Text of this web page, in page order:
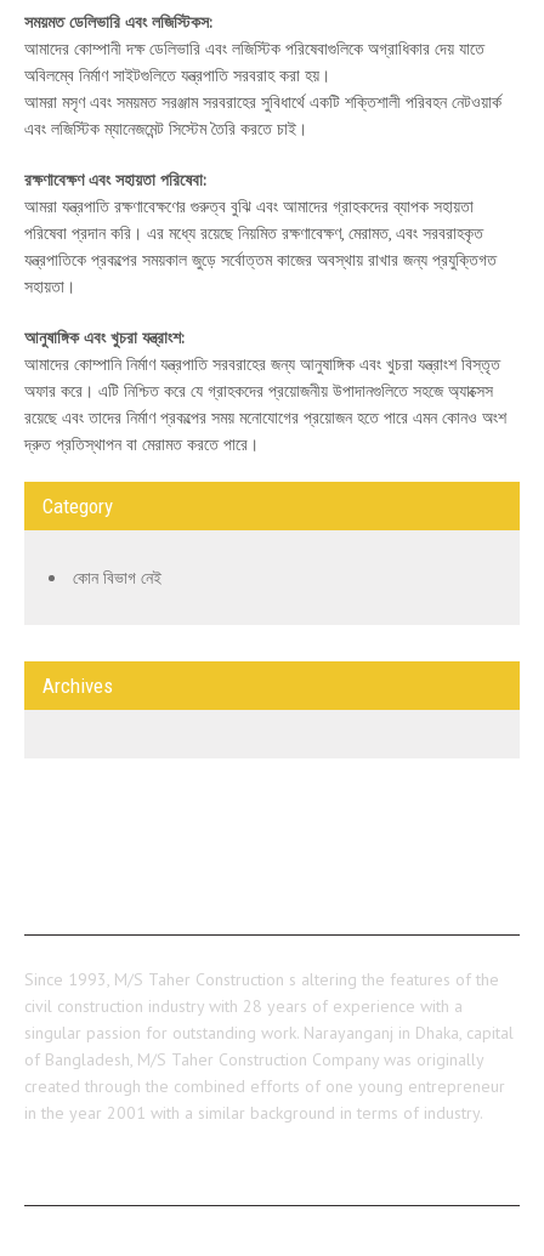
সময়মত ডেলিভারি এবং লজিস্টিকস:
আমাদের কোম্পানী দক্ষ ডেলিভারি এবং লজিস্টিক পরিষেবাগুলিকে অগ্রাধিকার দেয় যাতে
অবিলম্বে নির্মাণ সাইটগুলিতে যন্ত্রপাতি সরবরাহ করা হয়।
আমরা মসৃণ এবং সময়মত সরঞ্জাম সরবরাহের সুবিধার্থে একটি শক্তিশালী পরিবহন নেটওয়ার্ক
এবং লজিস্টিক ম্যানেজমেন্ট সিস্টেম তৈরি করতে চাই।
রক্ষণাবেক্ষণ এবং সহায়তা পরিষেবা:
আমরা যন্ত্রপাতি রক্ষণাবেক্ষণের গুরুত্ব বুঝি এবং আমাদের গ্রাহকদের ব্যাপক সহায়তা
পরিষেবা প্রদান করি। এর মধ্যে রয়েছে নিয়মিত রক্ষণাবেক্ষণ, মেরামত, এবং সরবরাহকৃত
যন্ত্রপাতিকে প্রকল্পের সময়কাল জুড়ে সর্বোত্তম কাজের অবস্থায় রাখার জন্য প্রযুক্তিগত
সহায়তা।
আনুষাঙ্গিক এবং খুচরা যন্ত্রাংশ:
আমাদের কোম্পানি নির্মাণ যন্ত্রপাতি সরবরাহের জন্য আনুষাঙ্গিক এবং খুচরা যন্ত্রাংশ বিস্তৃত
অফার করে। এটি নিশ্চিত করে যে গ্রাহকদের প্রয়োজনীয় উপাদানগুলিতে সহজে অ্যাক্সেস
রয়েছে এবং তাদের নির্মাণ প্রকল্পের সময় মনোযোগের প্রয়োজন হতে পারে এমন কোনও অংশ
দ্রুত প্রতিস্থাপন বা মেরামত করতে পারে।
Category
কোন বিভাগ নেই
Archives
Since 1993, M/S Taher Construction s altering the features of the
civil construction industry with 28 years of experience with a
singular passion for outstanding work. Narayanganj in Dhaka, capital
of Bangladesh, M/S Taher Construction Company was originally
created through the combined efforts of one young entrepreneur
in the year 2001 with a similar background in terms of industry.